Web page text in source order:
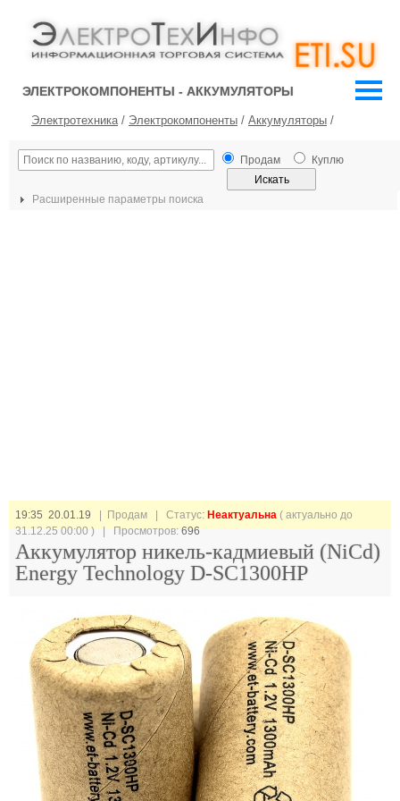
ЭЛЕКТРОКОМПОНЕНТЫ - АККУМУЛЯТОРЫ
Электротехника/ Электрокомпоненты / Аккумуляторы /
Продам Куплю
Расширенные параметры поиска
19:35 20.01.19 | Продам | Статус: Неактуальна ( актуально до
31.12.25 00:00 ) | Просмотров:696
Аккумулятор никель-кадмиевый (NiCd)
Energy Technology D-SC1300HP